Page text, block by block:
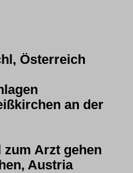
, Österreich
an der
Arzt gehen
Austria